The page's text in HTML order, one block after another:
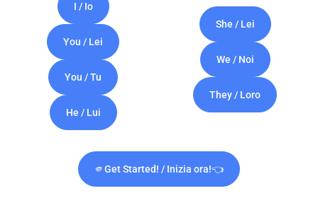
I / Io
You / Lei
You / Tu
He / Lui
She / Lei
We / Noi
They / Loro
🫵Get Started! / Inizia ora!👈